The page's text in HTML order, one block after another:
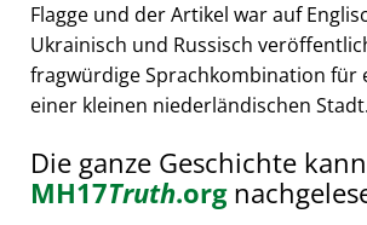
Flagge und der Artikel war auf
Ukrainisch und Russisch
fragwürdige Sprachkombination für
einer kleinen niederländischen Stadt.
Die ganze Geschichte
MH17Truth.org